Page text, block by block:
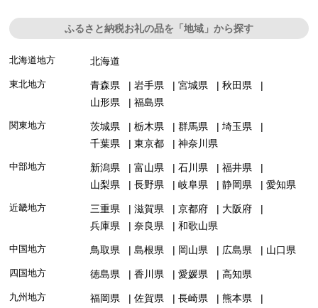
ふるさと納税お礼の品を「地域」から探す
北海道地方 北海道
東北地方 青森県 岩手県 宮城県
秋田県
山形県
福島県
関東地方 茨城県 栃木県 群馬県
埼玉県
千葉県
東京都 神奈川県
中部地方 新潟県 富山県 石川県
福井県
山梨県
長野県 岐阜県 静岡県 愛知県
近畿地方 三重県 滋賀県 京都府
大阪府
兵庫県
奈良県 和歌山県
中国地方 鳥取県 島根県 岡山県 広島県 山口県
四国地方 徳島県 香川県 愛媛県 高知県
九州地方 福岡県 佐賀県 長崎県
熊本県